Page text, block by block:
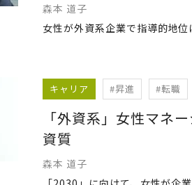
森本 道子
キャリア #昇進 #転職
「外資系」女性マネ
資質
森本 道子